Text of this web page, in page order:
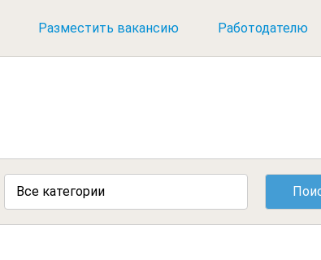
Разместить вакансию Работодателю
Все категории